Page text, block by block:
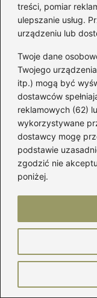
treści, pomiar
ulepszanie usług.
urządzeniu lub
Twoje dane
Twojego
itp.) mogą być
dostawców
reklamowych (62)
wykorzystywane
dostawcy mogę
podstawie
zgodzić nie
poniżej.
Stylowe i
O jakich
Poznaj
Jak
swojego
Twój
Batmana
Jak 10 cm